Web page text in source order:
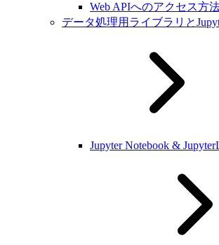
Web APIへのアクセス方
データ処理用ライブラリと
Jupyter Notebook &